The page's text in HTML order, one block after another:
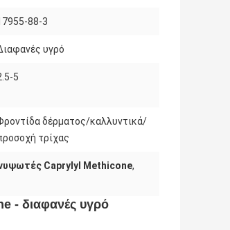
88-3
υγρό
5
δέρματος/καλλυντικά/
τρίχας
Caprylyl Methicone,
- διαφανές υγρό